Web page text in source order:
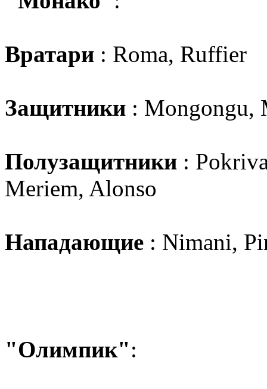
Вратари : Roma, Ruffier
Защитники : Mongongu,
Полузащитники :
Meriem, Alonso
Нападающие : Nimani,
"Олимпик":